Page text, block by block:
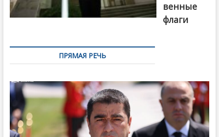
венные
флаги
ПРЯМАЯ РЕЧЬ